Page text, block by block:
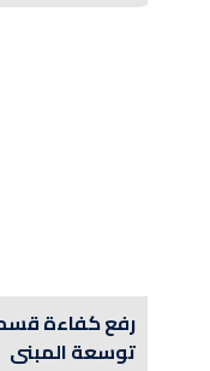
رفع كفاءة
توسعة المبنى